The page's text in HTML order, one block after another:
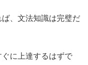
、文法知識は完璧だ
に上達するはずで